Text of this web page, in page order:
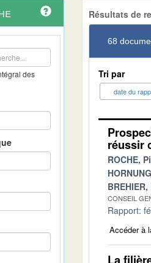
des
Résultats de
68
Tri par
date du
réussir
ROCHE,
CONSEIL
Rapport:
Accéder à
La